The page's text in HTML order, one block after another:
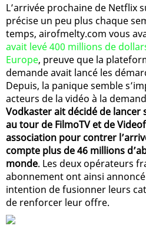
L’arrivée prochaine de Netflix
précise un peu plus chaque
temps, airofmelty.com vous
avait levé 400 millions de
Europe, preuve que la
demande avait lancé les
Depuis, la panique semble
acteurs de la vidéo à la
Vodkaster ait décidé de lancer
au tour de FilmoTV et de
association pour contrer
compte plus de 46 millions
monde. Les deux opérateurs
abonnement ont ainsi
intention de fusionner leurs
de renforcer leur offre.